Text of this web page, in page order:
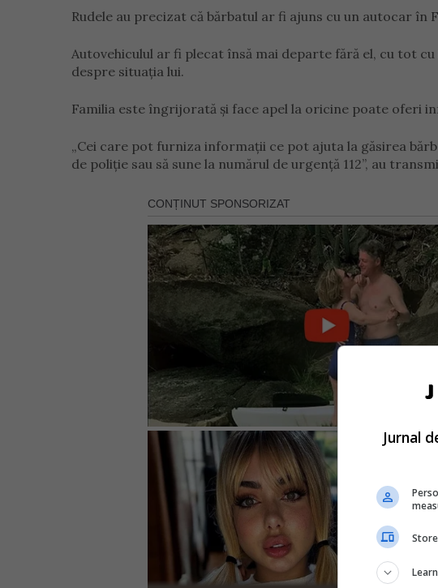
Rudele au precizat că bărbatul ar fi ajuns cu un autocar în
Autovehiculul ar fi plecat însă mai departe fără el, cu tot
despre situația lui.
Familia este îngrijorată și face apel la oricine poate oferi
„Cei care pot furniza informații ce pot ajuta la găsirea
de poliție sau să sune la numărul de urgență 112”, au
Jurnal